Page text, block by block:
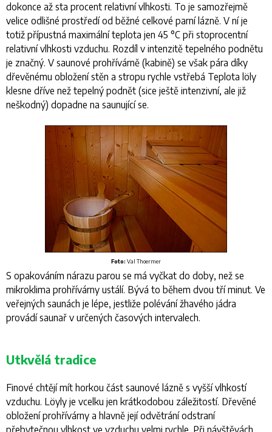
dokonce až sta procent relativní vlhkosti. To je samozřejmě
velice odlišné prostředí od běžné celkové parní lázně. V ní je
totiž přípustná maximální teplota jen 45 °C při stoprocentní
relativní vlhkosti vzduchu. Rozdíl v intenzitě tepelného podnětu
je značný. V saunové prohřívárně (kabině) se však pára díky
dřevěnému obložení stěn a stropu rychle vstřebá Teplota löly
klesne dříve než tepelný podnět (sice ještě intenzivní, ale již
neškodný) dopadne na saunující se.
Foto: Val Thoermer
S opakováním nárazu parou se má vyčkat do doby, než se
mikroklima prohřívárny ustálí. Bývá to během dvou tří minut. Ve
veřejných saunách je lépe, jestliže polévání žhavého jádra
provádí saunař v určených časových intervalech.
Utkvělá tradice
Finové chtějí mít horkou část saunové lázně s vyšší vlhkostí
vzduchu. Löyly je vcelku jen krátkodobou záležitostí. Dřevěné
obložení prohřívárny a hlavně její odvětrání odstraní
přebytečnou vlhkost ve vzduchu velmi rychle. Při návštěvách